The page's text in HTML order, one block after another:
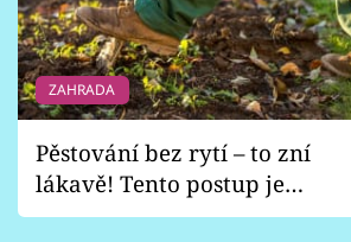
Sledujte prima+
Přihlášení
Sledujte nás
ZAHRADA
Pěstování bez rytí – to zní
lákavě! Tento postup je
vhodný jen pro některé